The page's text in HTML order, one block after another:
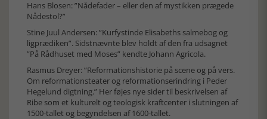
Hans Blosen: ”Nådefader – eller den af mystikken prægede
Nådestol?”
Stine Juul Andersen: ”Kurfystinde Elisabeths salmebog og
ligprædiken”. Sidstnævnte blev holdt af den fra udsagnet
”På Rådhuset med Moses” kendte Johann Agricola.
Rasmus Dreyer: ”Reformationshistorie på scene og på vers.
Om reformationsteater og reformationserindring i Peder
Hegelund digtning.” Her føjes nye sider til beskrivelsen af
Ribe som et kulturelt og teologisk kraftcenter i slutningen af
1500-tallet og begyndelsen af 1600-tallet.